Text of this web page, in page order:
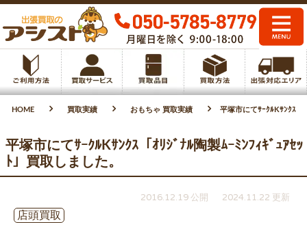
HOME 買取実績 おもちゃ 買取実績 平塚市にてｻｰｸﾙKｻﾝｸｽ「
平塚市にてｻｰｸﾙKｻﾝｸｽ「ｵﾘｼﾞﾅﾙ陶製ﾑｰﾐﾝﾌｨｷﾞｭｱｾｯ
ﾄ」買取しました。
2016.12.19 公開
2024.11.22 更新
店頭買取